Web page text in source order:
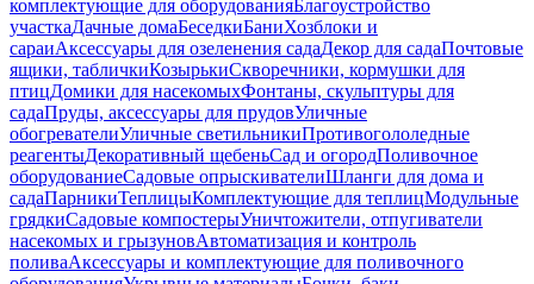
комплектующие для оборудованияБлагоустройство
участкаДачные домаБеседкиБаниХозблоки и
сараиАксессуары для озеленения садаДекор для садаПочтовые
ящики, табличкиКозырькиСкворечники, кормушки для
птицДомики для насекомыхФонтаны, скульптуры для
садаПруды, аксессуары для прудовУличные
обогревателиУличные светильникиПротивогололедные
реагентыДекоративный щебеньСад и огородПоливочное
оборудованиеСадовые опрыскивателиШланги для дома и
садаПарникиТеплицыКомплектующие для теплицМодульные
грядкиСадовые компостерыУничтожители, отпугиватели
насекомых и грызуновАвтоматизация и контроль
поливаАксессуары и комплектующие для поливочного